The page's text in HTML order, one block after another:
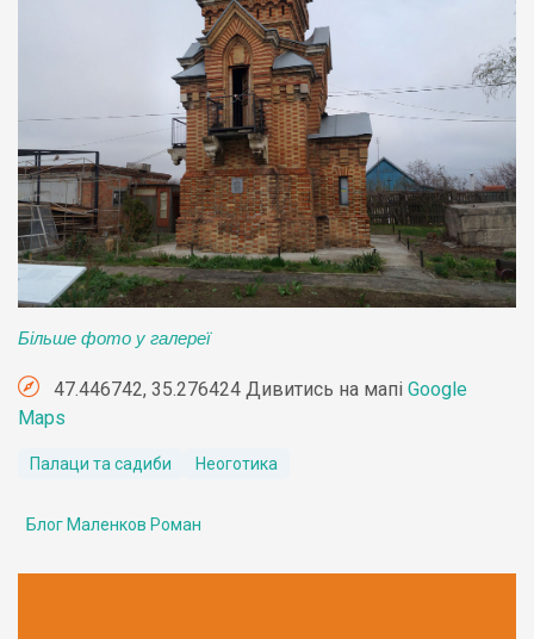
Більше фото у галереї
47.446742, 35.276424 Дивитись на мапі Google
Maps
Палаци та садиби Неоготика
Блог Маленков Роман